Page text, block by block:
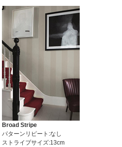
Broad Stripe
パターンリピート:なし
ストライプサイズ:13cm